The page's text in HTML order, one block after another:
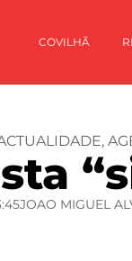
COVILHÃ
,
JOAO MIGUEL